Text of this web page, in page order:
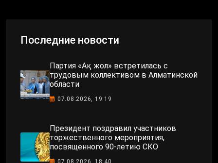
Последние новости
Партия «Ақ жол» встретилась с
трудовым коллективом в Алматинской
области
07.08.2026, 19:19
Президент поздравил участников
торжественного мероприятия,
посвященного 90-летию СКО
07.08.2026, 18:40